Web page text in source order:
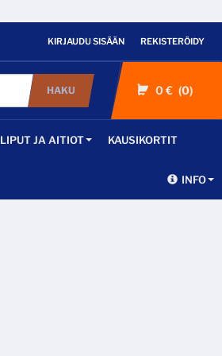
KIRJAUDU SISÄÄN REKISTERÖIDY
HAKU 0 € 0
LIPUT JA AITIOT KAUSIKORTIT
INFO